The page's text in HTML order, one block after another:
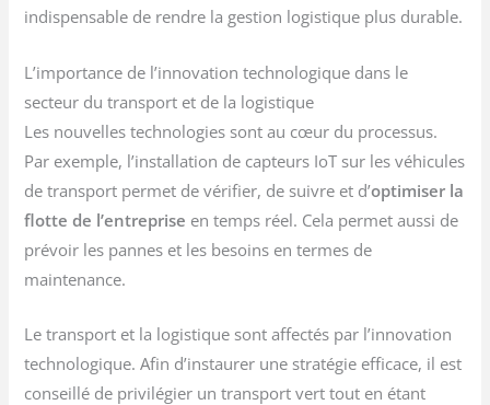
indispensable de rendre la gestion logistique plus durable.
L’importance de l’innovation technologique dans le
secteur du transport et de la logistique
Les nouvelles technologies sont au cœur du processus.
Par exemple, l’installation de capteurs IoT sur les véhicules
de transport permet de vérifier, de suivre et d’optimiser la
flotte de l’entreprise en temps réel. Cela permet aussi de
prévoir les pannes et les besoins en termes de
maintenance.
Le transport et la logistique sont affectés par l’innovation
technologique. Afin d’instaurer une stratégie efficace, il est
conseillé de privilégier un transport vert tout en étant